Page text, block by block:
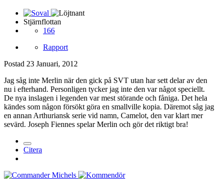
Stjärnflottan
166
Rapport
Postad 23 Januari, 2012
Jag såg inte Merlin när den gick på SVT utan har sett delar av den
nu i efterhand. Personligen tycker jag inte den var något speciellt.
De nya inslagen i legenden var mest störande och fåniga. Det hela
kändes som någon försökt göra en smallville kopia. Däremot såg jag
en annan Arthuriansk serie vid namn, Camelot, den var klart mer
sevärd. Joseph Fiennes spelar Merlin och gör det riktigt bra!
Citera